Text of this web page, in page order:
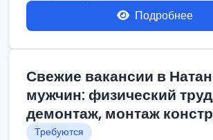
Подробнее
Свежие вакансии в
мужчин: физический
демонтаж, монтаж
Требуются